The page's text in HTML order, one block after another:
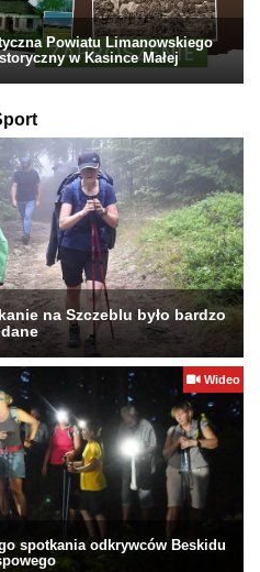
Powiatu Limanowskiego
w Kasince Małej
na Szczeblu było bardzo
Wideo
spotkania odkrywców Beskidu